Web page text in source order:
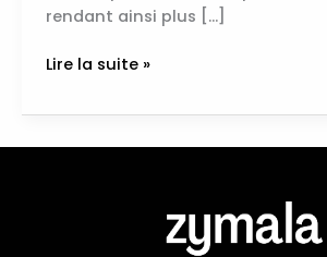
rendant ainsi plus […]
Lire la suite »